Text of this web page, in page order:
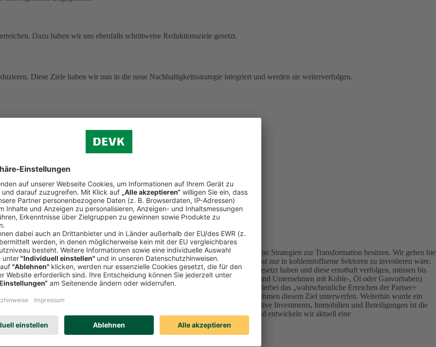
Dazu haben wir uns ebenfalls schrittweise Reduktionsziele gesetzt.
Diese Ziele haben wir nun in die neue Nachhaltigkeitsstrategie integriert und werden sie weiterverfolgen.
Pandemie-Effekte.
in Unternehmen (Aktien und Unternehmensanleihen) reduziert, die keine Strategien zur Transformation besitzen. Wir gehen
bewerten und nicht nur Emissionswerte zu betrachten, da in der Konsequenz sonst nur in kohlenstoffarme Sektoren zu investieren wäre.
sich ambitionierte Ziele im Einklang mit den internationalen Klimazielen gesetzt haben und diese ernsthaft verfolgen, müssen bis
Unternehmen bzw. Projekte (u.a. Sektoren Utilities, Materials, Energy und Unternehmen mit Kohle-, Öl oder Gasvorhaben)
an die Ziele – die von der Ratingagentur ISS ESG überprüft werden – ist hierbei das „wahrscheinliche Erreichen der Pariser+
dieses Portfolio der DEVK bis 2050 festgelegt, da sich alle investierten Unternehmen diesem Ziel unterwerfen. Weiterhin wurde ein
bis 2040 in den Kapitalanlagen festgelegt.
Für die Assetklassen Alternative Investments, Immobilien und Beteiligungen ist die
der wir uns in den nächsten Jahren stellen. Für den Immobiliendirektbestand entwickeln wir aktuell eine
ausschließen?